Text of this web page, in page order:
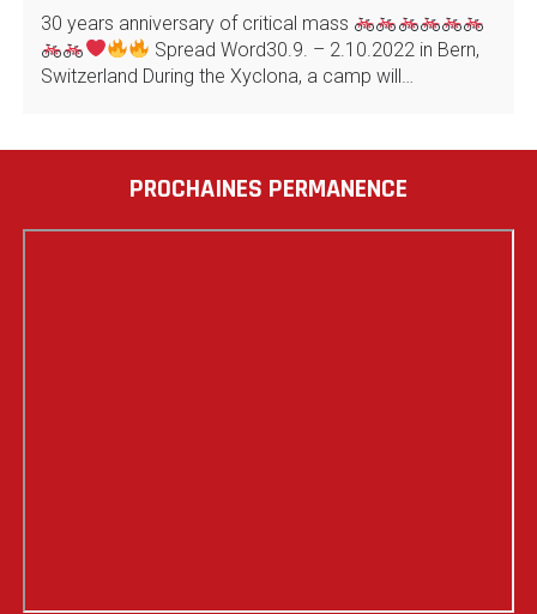
30 years anniversary of critical mass
Spread Word30.9. – 2.10.2022 in Bern,
Switzerland During the Xyclona, a camp will…
PROCHAINES PERMANENCE